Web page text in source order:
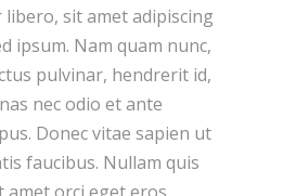
libero, sit amet adipiscing
ipsum. Nam quam nunc,
pulvinar, hendrerit id,
nec odio et ante
Donec vitae sapien ut
faucibus. Nullam quis